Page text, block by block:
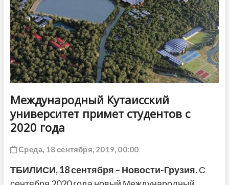
Международный Кутаисский
университет примет студентов с
2020 года
Среда, 18 сентября, 2019, 00:00
ТБИЛИСИ,18сентября – Новости-Грузия.С